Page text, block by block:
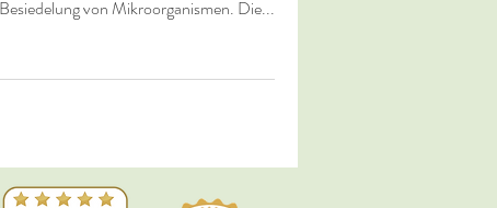
bzw. Lebewesens vorkommende Besiedelung von Mikroorganismen. Die...